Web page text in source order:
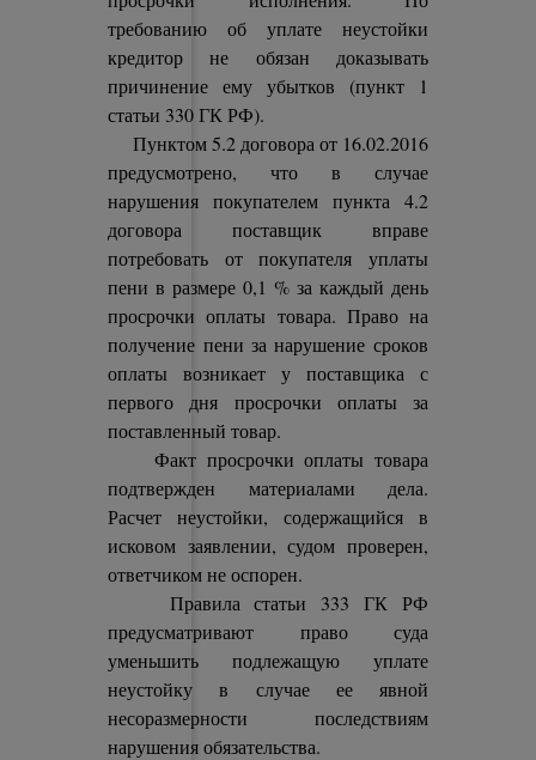
требованию об уплате неустойки
кредитор не обязан доказывать
причинение ему убытков (пункт 1
статьи 330 ГК РФ).
Пунктом 5.2 договора от 16.02.2016
предусмотрено, что в случае
нарушения покупателем пункта 4.2
договора поставщик вправе
потребовать от покупателя уплаты
пени в размере 0,1 % за каждый день
просрочки оплаты товара. Право на
получение пени за нарушение сроков
оплаты возникает у поставщика с
первого дня просрочки оплаты за
поставленный товар.
Факт просрочки оплаты товара
подтвержден материалами дела.
Расчет неустойки, содержащийся в
исковом заявлении, судом проверен,
ответчиком не оспорен.
Правила статьи 333 ГК РФ
предусматривают право суда
уменьшить подлежащую уплате
неустойку в случае ее явной
несоразмерности последствиям
нарушения обязательства.